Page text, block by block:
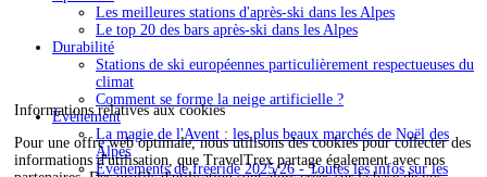
Informations relatives aux cookies
Pour une offre web optimale, nous utilisons des cookies pour collecter des
informations d'utilisation, que TravelTrex partage également avec nos
Les meilleures stations d'après-ski dans les Alpes
Le top 20 des bars après-ski dans les Alpes
Durabilité
Stations de ski européennes particulièrement respectueuses du
climat
Comment se forme la neige artificielle ?
Événement
La magie de l'Avent : les plus beaux marchés de Noël des
Alpes
Événements de freeride 2025/26 - Toutes les infos sur les